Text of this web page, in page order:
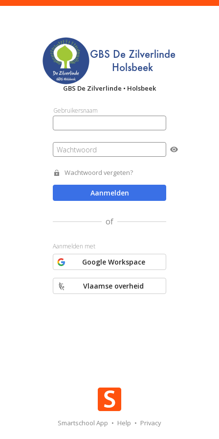
GBS De Zilverlinde • Holsbeek
Gebruikersnaam
Wachtwoord
Wachtwoord vergeten?
Aanmelden
of
Aanmelden met
Google Workspace
Vlaamse overheid
Smartschool App • Help • Privacy